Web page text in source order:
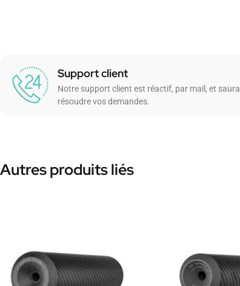
Support client
Notre support client est réactif, par mail, et saura
résoudre vos demandes.
Autres produits liés